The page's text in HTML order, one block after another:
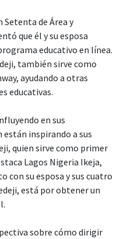
Setenta de Área y
que él y su esposa
educativo en línea.
también sirve como
ayudando a otras
educativas.
en sus
inspirando a sus
quien sirve como primer
Lagos Nigeria Ikeja,
con su esposa y sus cuatro
está por obtener un
sobre cómo dirigir